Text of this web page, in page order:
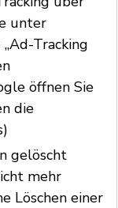
unter
„Ad-Tracking
öffnen Sie
die
gelöscht
mehr
Löschen einer